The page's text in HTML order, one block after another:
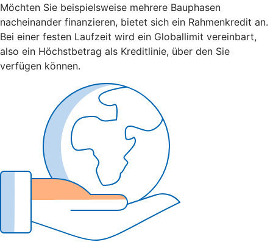
Möchten Sie beispielsweise mehrere Bauphasen
nacheinander finanzieren, bietet sich ein Rahmenkredit an.
Bei einer festen Laufzeit wird ein Globallimit vereinbart,
also ein Höchstbetrag als Kreditlinie, über den Sie
verfügen können.